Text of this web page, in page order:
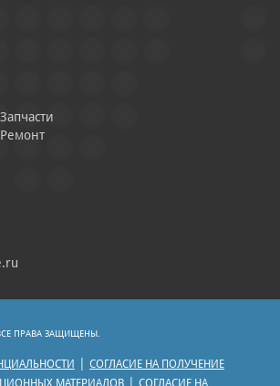
ВСЕ ПРАВА ЗАЩИЩЕНЫ.
СОГЛАСИЕ НА ПОЛУЧЕНИЕ
МАТЕРИАЛОВ
СОГЛАСИЕ НА